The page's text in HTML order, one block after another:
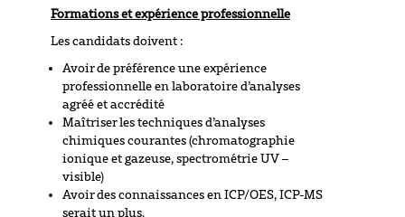
Formations et expérience professionnelle
Les candidats doivent :
Avoir de préférence une expérience
professionnelle en laboratoire d’analyses
agréé et accrédité
Maîtriser les techniques d’analyses
chimiques courantes (chromatographie
ionique et gazeuse, spectrométrie UV –
visible)
Avoir des connaissances en ICP/OES, ICP-MS
serait un plus.